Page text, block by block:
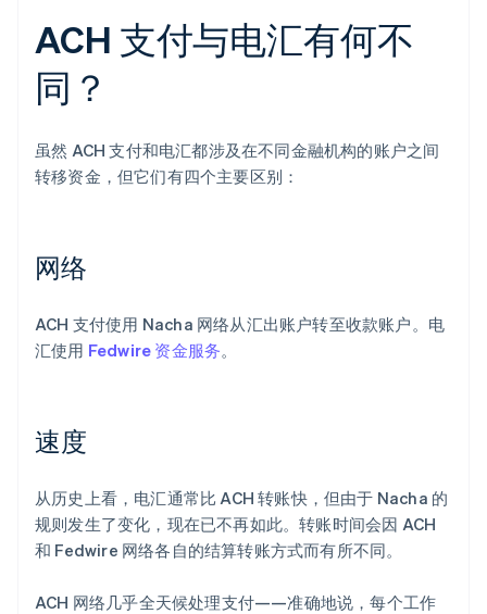
ACH 支付与电汇有何不
同？
虽然 ACH 支付和电汇都涉及在不同金融机构的账户之间
转移资金，但它们有四个主要区别：
网络
ACH 支付使用 Nacha 网络从汇出账户转至收款账户。电
汇使用 Fedwire 资金服务。
速度
从历史上看，电汇通常比 ACH 转账快，但由于 Nacha 的
规则发生了变化，现在已不再如此。转账时间会因 ACH
和 Fedwire 网络各自的结算转账方式而有所不同。
ACH 网络几乎全天候处理支付——准确地说，每个工作